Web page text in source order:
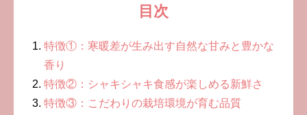
目次
特徴①：寒暖差が生み出す自然な甘みと豊かな
香り
特徴②：シャキシャキ食感が楽しめる新鮮さ
特徴③：こだわりの栽培環境が育む品質